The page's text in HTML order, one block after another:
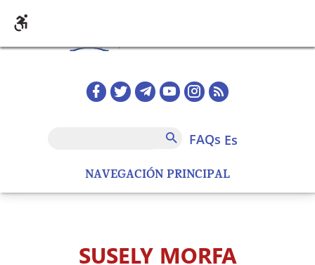
NAVEGACIÓN PRINCIPAL
Redes sociales home
FAQs
FAQs es
SUSELY MORFA